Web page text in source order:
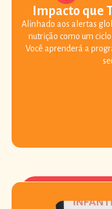
Impacto que
Alinhado aos alertas
nutrição como um
Você aprenderá a